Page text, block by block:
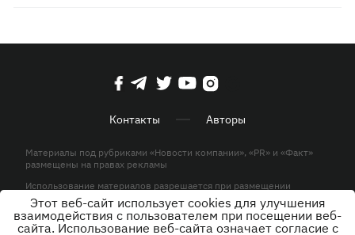
Контакты Авторы
Материалы под рубриками «Новости компании», «PR» и «Факт»
размещены на правах рекламы
Использование материалов разрешается при размещении
активной гиперссылки на KP.UA в первом абзаце.
© ООО «ЮЛАВ МЕДИА»,2026. Все права защищены.
Этот веб-сайт использует cookies для улучшения
взаимодействия с пользователем при посещении веб-
сайта. Использование веб-сайта означает согласие с